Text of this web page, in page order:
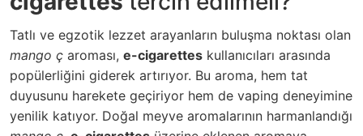
Tatlı ve egzotik lezzet arayanların buluşma noktası olan
mango ç aroması, e-cigarettes kullanıcıları arasında
popülerliğini giderek artırıyor. Bu aroma, hem tat
duyusunu harekete geçiriyor hem de vaping deneyimine
yenilik katıyor. Doğal meyve aromalarının harmanlandığı